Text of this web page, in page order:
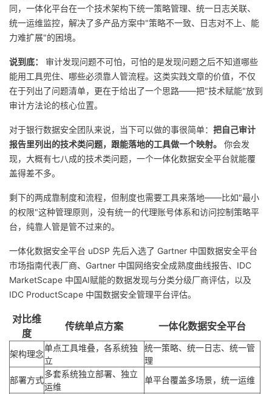
同，一体化平台在一个技术架构下统一策略管理、统一日志关联、
统一运维监控，解决了多产品方案中"策略不一致、日志对不上、能
力难扩展"的困境。
说到底：
审计发现问题不可怕，可怕的是发现问题之后不知道哪些
能用工具兜住、哪些必须靠人管流程。这类实践文章的价值，不仅
在于列出了问题清单，更在于给出了一个思路——把"技术赋能"放到
审计方法论的核心位置。
对于银行数据安全团队来说，当下可以做的事很简单： 把自己审计
报告里列出的技术类问题，跟能落地的工具做一个映射。
你会发
现，大概有七八成的技术类问题，一个一体化数据安全平台就能覆
盖得差不多。
剩下的两成靠制度和流程，但制度也需要工具来落地——比如"最小
的权限"这种管理原则，没有统一的代理账号体系和访问控制策略平
台，纯靠人管是管不过来的。
一体化数据安全平台 uDSP 先后入选了 Gartner 中国数据安全平台
市场指南代表厂商、Gartner 中国网络安全成熟度曲线报告、IDC
MarketScape 中国AI赋能的数据发现与分类分级厂商评估，以及
IDC ProductScape 中国数据安全管理平台评估。
对比维
度
传统单点方案 一体化数据安全平台
架构理念
单点工具堆叠，各系统独
立
统一策略、统一日志、统一管
理
部署方式
多套系统独立部署、独立
运维
单平台覆盖多场景，统一运维